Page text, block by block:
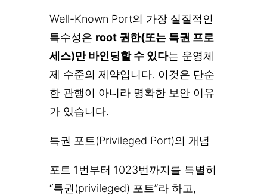
Well-Known Port의 가장 실질적인
특수성은 root 권한(또는 특권 프로
세스)만 바인딩할 수 있다는 운영체
제 수준의 제약입니다. 이것은 단순
한 관행이 아니라 명확한 보안 이유
가 있습니다.
특권 포트(Privileged Port)의 개념
포트 1번부터 1023번까지를 특별히
“특권(privileged) 포트”라 하고,